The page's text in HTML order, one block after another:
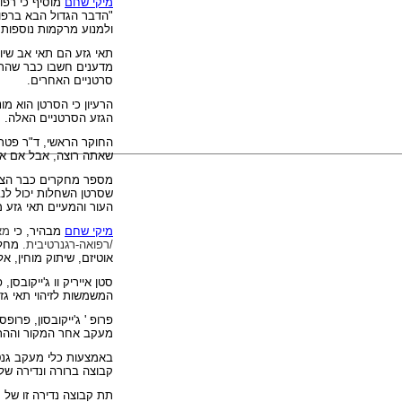
"הדבר הגדול הבא
ולמנוע מרקמות נוספות
מדענים חשבו כבר
סרטניים האחרים.
הרעיון כי הסרטן הוא
הגזע הסרטניים האלה.
החוקר הראשי, ד"ר
שאתה רוצה, אבל אם
שסרטן השחלות יכול
העור והמעיים תאי
מיקי שחם מבהיר , כי
/רפואה-רגנרטיבית.
אוטיזם, שיתוק מוחין,
סטן אייריק וו
המשמשות לזיהוי תאי
פרופ ' ג'ייקובסון,
מעקב אחר המקור
באמצעות כלי מעקב
קבוצה ברורה ונדירה
תת קבוצה נדירה זו